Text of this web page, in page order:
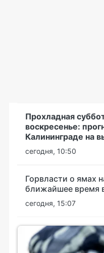
Прохладная
воскресенье:
Калининграде на
сегодня, 10:50
Горвласти о ямах
ближайшее время
сегодня, 15:07